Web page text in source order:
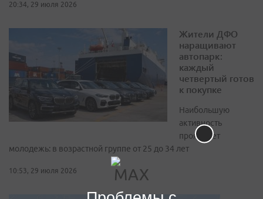
20:34, 29 июля 2026
Жители ДФО
наращивают
автопарк:
каждый
четвертый готов
к покупке
Наибольшую
активность
проявляет
молодежь: в возрастной группе от 25 до 34 лет
10:53, 29 июля 2026